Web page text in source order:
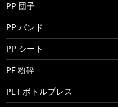
PP 団子
PP バンド
PP シート
PE 粉砕
PET ボトルプレス